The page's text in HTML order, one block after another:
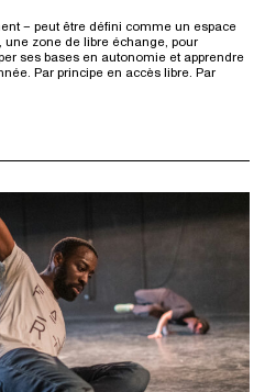
– peut être défini comme un espace
une zone de libre échange, pour
ses bases en autonomie et apprendre
Par principe en accès libre. Par